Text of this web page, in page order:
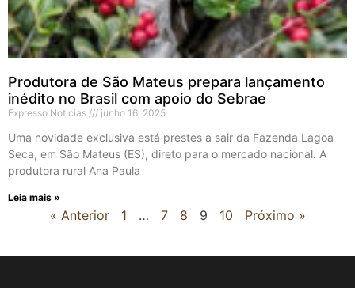
Produtora de São Mateus prepara lançamento
inédito no Brasil com apoio do Sebrae
Expresso Noticias junho 16, 2025
Uma novidade exclusiva está prestes a sair da Fazenda Lagoa
Seca, em São Mateus (ES), direto para o mercado nacional. A
produtora rural Ana Paula
Leia mais »
« Anterior 1 … 7 8 9 10 Próximo »